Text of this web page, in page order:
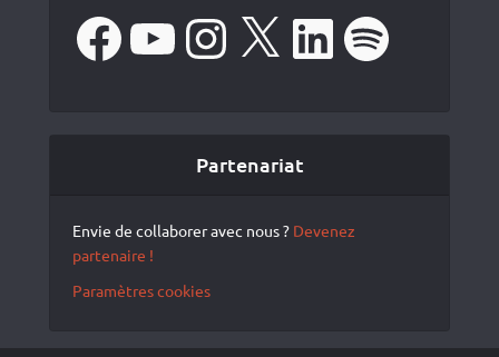
FacebookYouTube Instagram LinkedIn Spotify
Partenariat
Envie de collaborer avec nous ? Devenez
partenaire !
Paramètres cookies